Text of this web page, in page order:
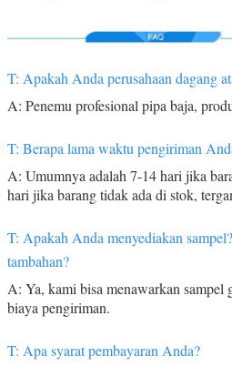
T: Apakah Anda perusahaan dagang
A: Penemu profesional pipa baja,
T: Berapa lama waktu pengiriman
A: Umumnya adalah 7-14 hari jika
hari jika barang tidak ada di stok,
T: Apakah Anda menyediakan
tambahan?
A: Ya, kami bisa menawarkan sampel
biaya pengiriman.
T: Apa syarat pembayaran Anda?